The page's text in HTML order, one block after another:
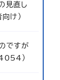
見直し
け）
ですが
）